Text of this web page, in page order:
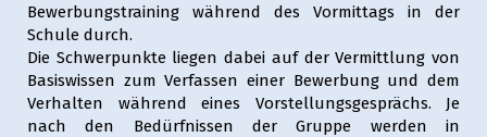
Bewerbungstraining während des Vormittags in der
Schule durch.
Die Schwerpunkte liegen dabei auf der Vermittlung von
Basiswissen zum Verfassen einer Bewerbung und dem
Verhalten während eines Vorstellungsgesprächs. Je
nach den Bedürfnissen der Gruppe werden in